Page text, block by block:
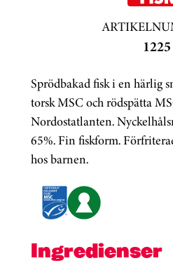
1225
Sprödbakad fisk i en härlig
torsk MSC och rödspätta
Nordostatlanten.
65%. Fin fiskform.
hos barnen.
Ingredienser